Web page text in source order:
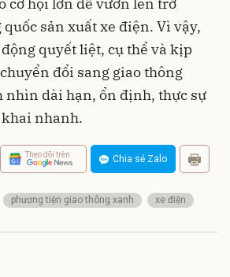
sản xuất xe điện. Vì vậy,
quyết liệt, cụ thể và kịp
đổi sang giao thông
nhìn dài hạn, ổn định, thực sự
nhanh.
Theo dõi trên Chia sẻ Zalo
phương tiện giao thông xanh xe điện